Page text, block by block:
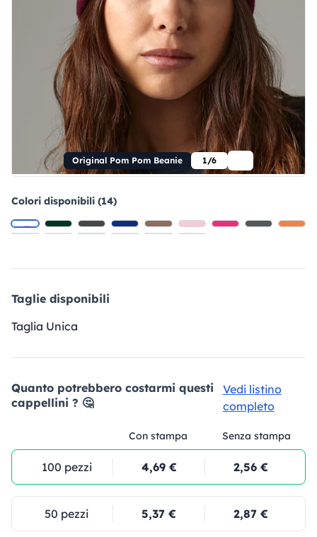
Original Pom Pom Beanie 1/6
Colori disponibili (14)
Taglie disponibili
Taglia Unica
Quanto potrebbero costarmi questi
cappellini ? 🤔
Vedi listino
completo
Con stampa Senza stampa
100 pezzi 4,69 € 2,56 €
50 pezzi 5,37 € 2,87 €